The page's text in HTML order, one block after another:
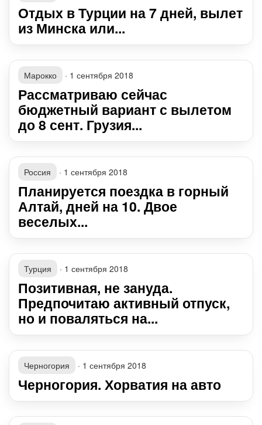
Отдых в Турции на 7 дней, вылет
из Минска или...
Марокко · 1 сентября 2018
Рассматриваю сейчас
бюджетный вариант с вылетом
до 8 сент. Грузия...
Россия · 1 сентября 2018
Планируется поездка в горный
Алтай, дней на 10. Двое
веселых...
Турция · 1 сентября 2018
Позитивная, не зануда.
Предпочитаю активный отпуск,
но и поваляться на...
Черногория · 1 сентября 2018
Черногория. Хорватия на авто